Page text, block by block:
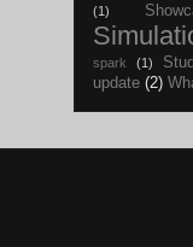
(1)
spark
(1)
update (2)